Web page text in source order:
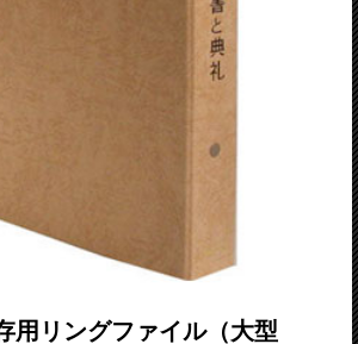
用リングファイル（大型